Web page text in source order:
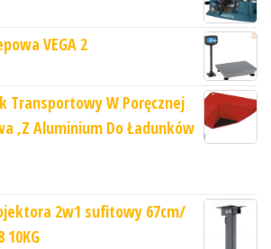
VEGA 2
Transportowy W Poręcznej
,Z Aluminium Do Ładunków
2w1 sufitowy 67cm/
10KG